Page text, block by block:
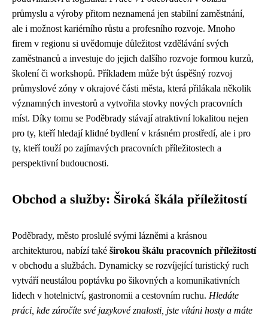
průmyslu a výroby přitom neznamená jen stabilní zaměstnání,
ale i možnost kariérního růstu a profesního rozvoje. Mnoho
firem v regionu si uvědomuje důležitost vzdělávání svých
zaměstnanců a investuje do jejich dalšího rozvoje formou kurzů,
školení či workshopů. Příkladem může být úspěšný rozvoj
průmyslové zóny v okrajové části města, která přilákala několik
významných investorů a vytvořila stovky nových pracovních
míst. Díky tomu se Poděbrady stávají atraktivní lokalitou nejen
pro ty, kteří hledají klidné bydlení v krásném prostředí, ale i pro
ty, kteří touží po zajímavých pracovních příležitostech a
perspektivní budoucnosti.
Obchod a služby: Široká škála příležitostí
Poděbrady, město proslulé svými lázněmi a krásnou
architekturou, nabízí také širokou škálu pracovních příležitostí
v obchodu a službách. Dynamicky se rozvíjející turistický ruch
vytváří neustálou poptávku po šikovných a komunikativních
lidech v hotelnictví, gastronomii a cestovním ruchu. Hledáte
práci, kde zúročíte své jazykové znalosti, jste vítáni hosty a máte